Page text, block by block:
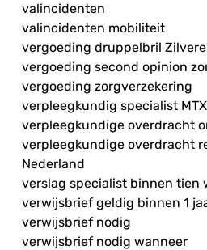
valincidenten
valincidenten mobiliteit
vergoeding druppelbril
vergoeding second opinion
vergoeding zorgverzekering
verpleegkundig specialist MTX
verpleegkundige overdracht
verpleegkundige overdracht
Nederland
verslag specialist binnen tien
verwijsbrief geldig binnen 1
verwijsbrief nodig
verwijsbrief nodig wanneer